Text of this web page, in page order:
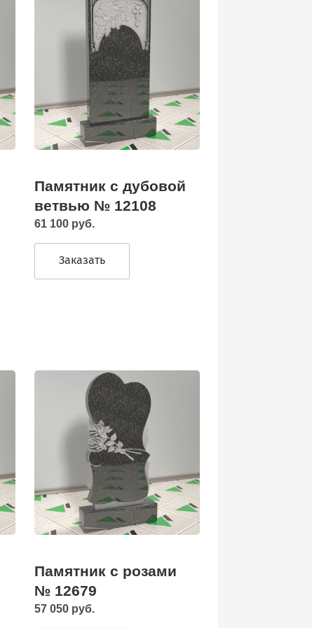
Памятник с дубовой
ветвью № 12108
61 100 руб.
Заказать
Памятник с розами
№ 12679
57 050 руб.